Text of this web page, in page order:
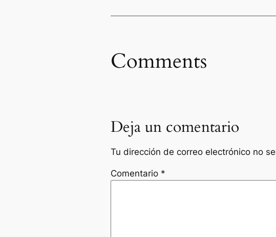
Comments
Deja un comentario
Tu dirección de correo electrónico no
Comentario *